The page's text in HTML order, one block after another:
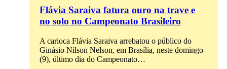
Flávia Saraiva fatura ouro na trave e
no solo no Campeonato Brasileiro
A carioca Flávia Saraiva arrebatou o público do
Ginásio Nilson Nelson, em Brasília, neste domingo
(9), último dia do Campeonato…